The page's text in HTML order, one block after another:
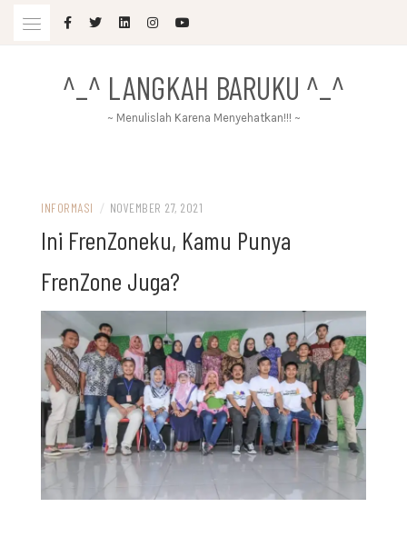
^_^ LANGKAH BARUKU ^_^
~ Menulislah Karena Menyehatkan!!! ~
INFORMASI / NOVEMBER 27, 2021
Ini FrenZoneku, Kamu Punya
FrenZone Juga?